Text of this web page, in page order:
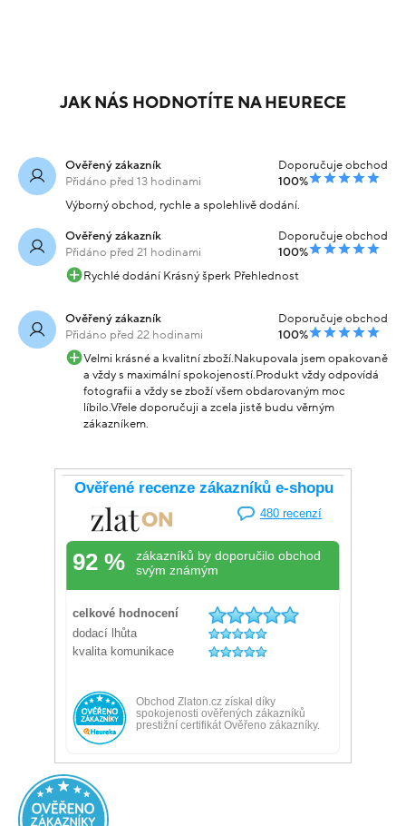
JAK NÁS HODNOTÍTE NA HEURECE
Ověřený zákazník
Přidáno před 13 hodinami
Doporučuje obchod
100%
Výborný obchod, rychle a spolehlivě dodání.
Ověřený zákazník
Přidáno před 21 hodinami
Doporučuje obchod
100%
Rychlé dodání Krásný šperk Přehlednost
Ověřený zákazník
Přidáno před 22 hodinami
Doporučuje obchod
100%
Velmi krásné a kvalitní zboží.Nakupovala jsem opakovaně
a vždy s maximální spokojeností.Produkt vždy odpovídá
fotografii a vždy se zboží všem obdarovaným moc
líbilo.Vřele doporučuji a zcela jistě budu věrným
zákazníkem.